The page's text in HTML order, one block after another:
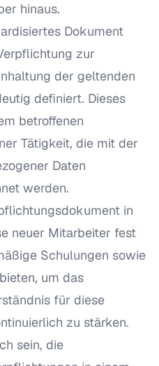
hinaus.
Dokument
zur
der geltenden
definiert. Dieses
betroffenen
Tätigkeit, die mit der
Daten
werden.
in
neuer Mitarbeiter fest
Schulungen sowie
um das
für diese
zu stärken.
sein, die